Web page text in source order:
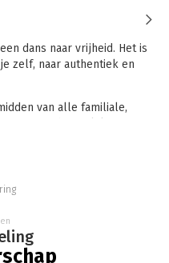
dans naar vrijheid. Het is
zelf, naar authentiek en
van alle familiale,
jouw dans? Weet jij wie je
te doen staat? Wat
begeleidt, leidt of waar je
jou in deze